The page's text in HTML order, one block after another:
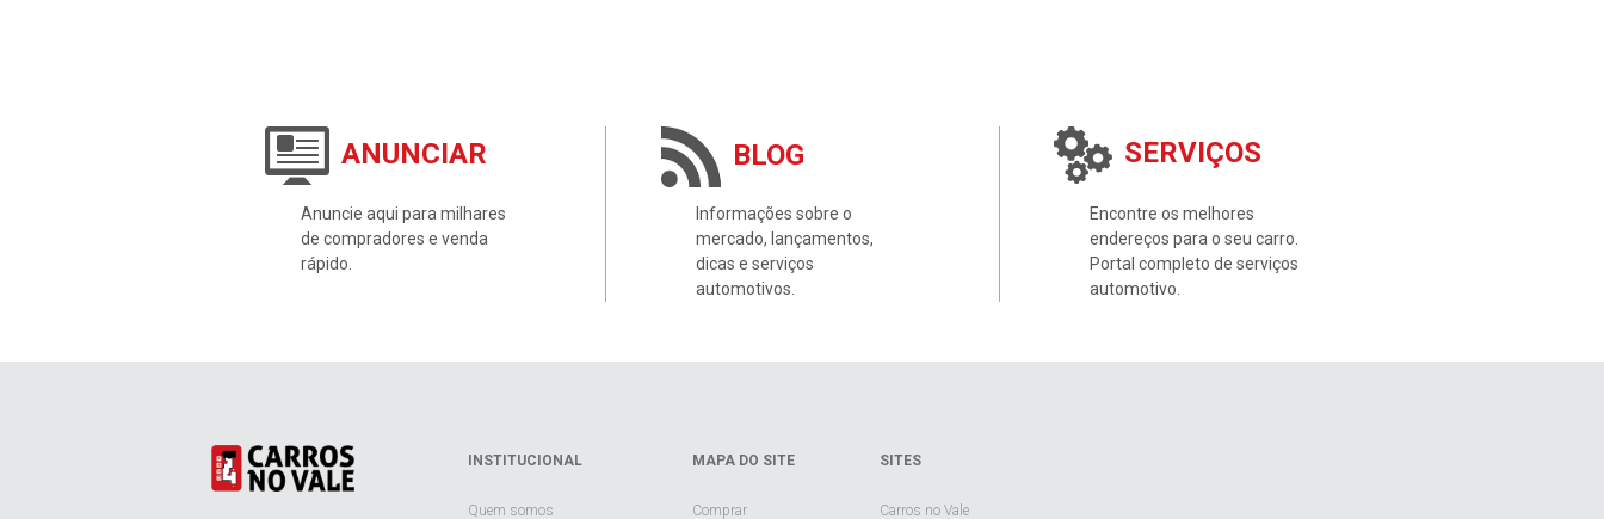
ANUNCIAR
Anuncie aqui para milhares
de compradores e venda
rápido.
BLOG
Informações sobre o
mercado, lançamentos,
dicas e serviços
automotivos.
SERVIÇOS
Encontre os melhores
endereços para o seu carro.
Portal completo de serviços
automotivo.
INSTITUCIONAL
Quem somos
MAPA DO SITE
Comprar
SITES
Carros no Vale